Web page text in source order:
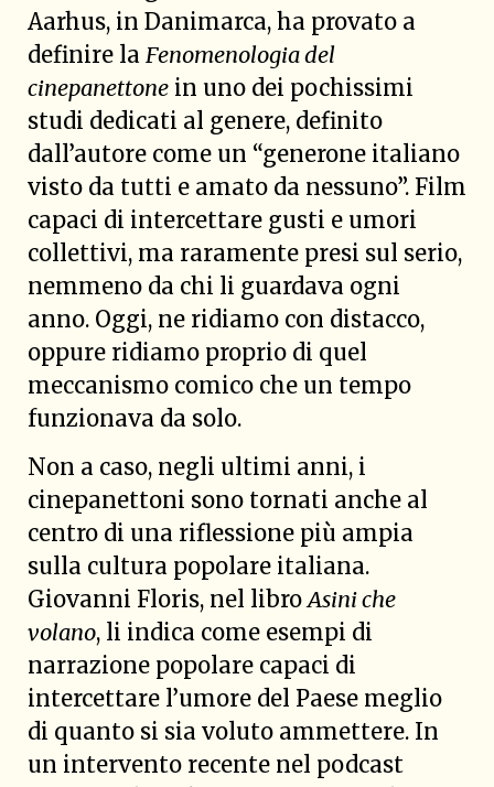
Aarhus, in Danimarca, ha provato a
definire la Fenomenologia del
cinepanettone in uno dei pochissimi
studi dedicati al genere, definito
dall’autore come un “generone italiano
visto da tutti e amato da nessuno”. Film
capaci di intercettare gusti e umori
collettivi, ma raramente presi sul serio,
nemmeno da chi li guardava ogni
anno. Oggi, ne ridiamo con distacco,
oppure ridiamo proprio di quel
meccanismo comico che un tempo
funzionava da solo.
Non a caso, negli ultimi anni, i
cinepanettoni sono tornati anche al
centro di una riflessione più ampia
sulla cultura popolare italiana.
Giovanni Floris, nel libroAsini che
volano, li indica come esempi di
narrazione popolare capaci di
intercettare l’umore del Paese meglio
di quanto si sia voluto ammettere. In
un intervento recente nel podcast